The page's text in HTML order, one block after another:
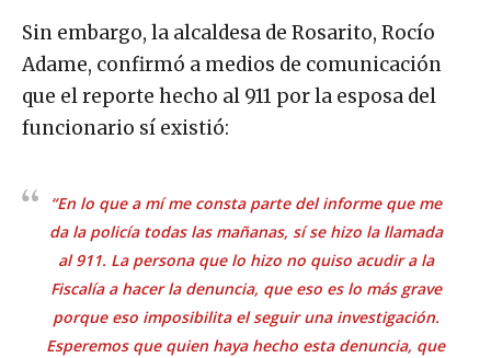
Sin embargo, la alcaldesa de Rosarito, Rocío
Adame, confirmó a medios de comunicación
que el reporte hecho al 911 por la esposa del
funcionario sí existió:
“En lo que a mí me consta parte del informe que me
da la policía todas las mañanas, sí se hizo la llamada
al 911. La persona que lo hizo no quiso acudir a la
Fiscalía a hacer la denuncia, que eso es lo más grave
porque eso imposibilita el seguir una investigación.
Esperemos que quien haya hecho esta denuncia, que